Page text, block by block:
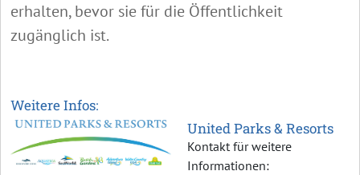
erhalten, bevor sie für die Öffentlichkeit
zugänglich ist.
Weitere Infos:
United Parks & Resorts
Kontakt für weitere
Informationen: